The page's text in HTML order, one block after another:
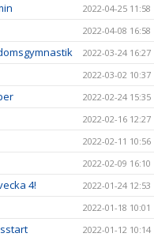
2022-04-25 11:58
2022-04-08 16:58
2022-03-24 16:27
2022-03-02 10:37
2022-02-24 15:35
2022-02-16 12:27
2022-02-11 10:56
2022-02-09 16:10
4! 2022-01-24 12:53
2022-01-18 10:01
2022-01-12 10:14